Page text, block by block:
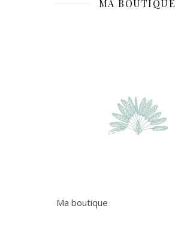
MA BOUTIQUE
Ma boutique